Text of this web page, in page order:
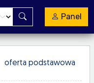
Panel
oferta podstawowa